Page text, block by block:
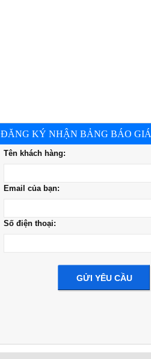
ĐĂNG KÝ NHẬN BẢNG BÁO GIÁ
Tên khách hàng:
Email của bạn:
Số điện thoại: